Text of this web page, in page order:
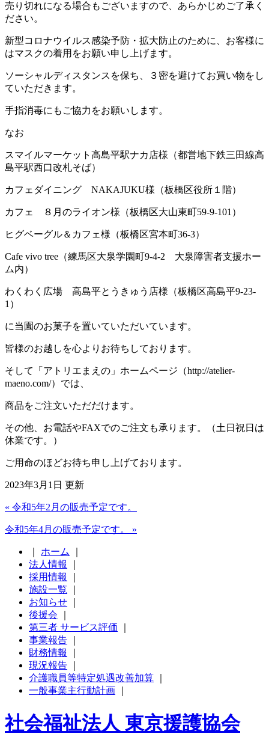
売り切れになる場合もございますので、あらかじめご了承く
ださい。
新型コロナウイルス感染予防・拡大防止のために、お客様に
はマスクの着用をお願い申し上げます。
ソーシャルディスタンスを保ち、３密を避けてお買い物をし
ていただきます。
手指消毒にもご協力をお願いします。
なお
スマイルマーケット高島平駅ナカ店様（都営地下鉄三田線高
島平駅西口改札そば）
カフェダイニング NAKAJUKU様（板橋区役所１階）
カフェ ８月のライオン様（板橋区大山東町59-9-101）
ヒグベーグル＆カフェ様（板橋区宮本町36-3）
Cafe vivo tree（練馬区大泉学園町9-4-2 大泉障害者支援ホー
ム内）
わくわく広場 高島平とうきゅう店様（板橋区高島平9-23-
1）
に当園のお菓子を置いていただいています。
皆様のお越しを心よりお待ちしております。
そして「アトリエまえの」ホームページ（http://atelier-
maeno.com/）では、
商品をご注文いただだけます。
その他、お電話やFAXでのご注文も承ります。（土日祝日は
休業です。）
ご用命のほどお待ち申し上げております。
2023年3月1日 更新
« 令和5年2月の販売予定です。
令和5年4月の販売予定です。 »
ホーム
法人情報
採用情報
施設一覧
お知らせ
後援会
第三者 サービス評価
事業報告
財務情報
現況報告
介護職員等特定処遇改善加算
一般事業主行動計画
社会福祉法人 東京援護協会